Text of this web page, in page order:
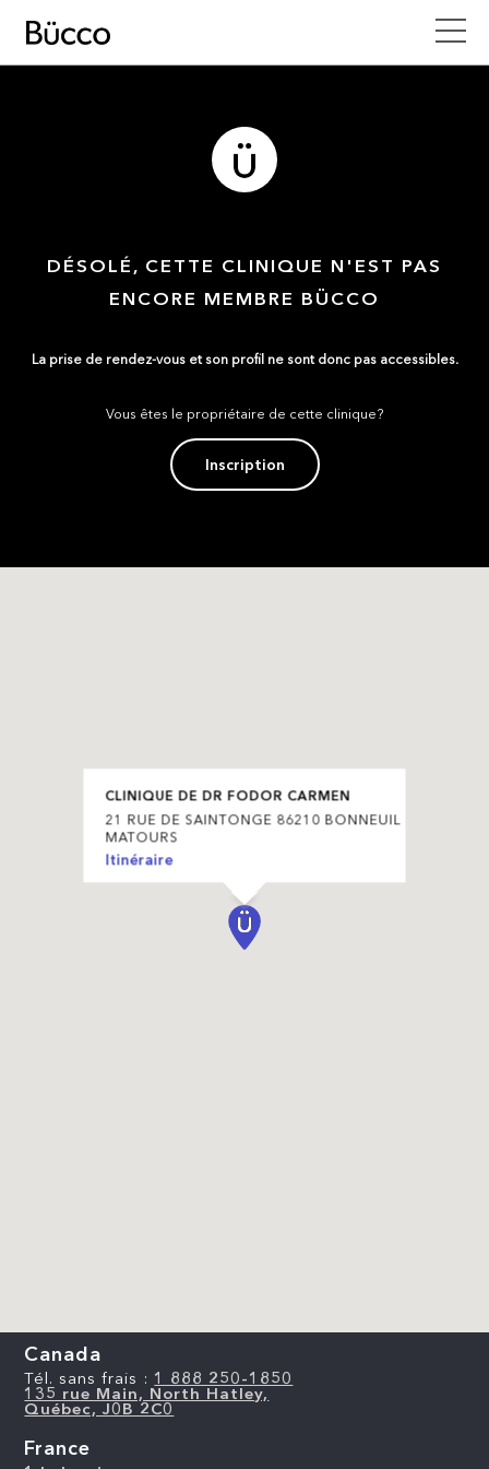
DÉSOLÉ, CETTE CLINIQUE N'EST PAS
ENCORE MEMBRE BÜCCO
La prise de rendez-vous et son profil ne sont donc pas accessibles.
Vous êtes le propriétaire de cette clinique?
Inscription
CLINIQUE DE DR FODOR CARMEN
21 RUE DE SAINTONGE 86210 BONNEUIL
MATOURS
Itinéraire
Canada
Tél. sans frais : 1 888 250-1850
135 rue Main, North Hatley,
Québec, J0B 2C0
France